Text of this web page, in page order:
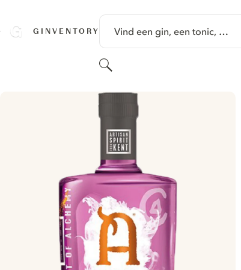
GINVENTORY Vind een gin, een tonic, …
Zoeken